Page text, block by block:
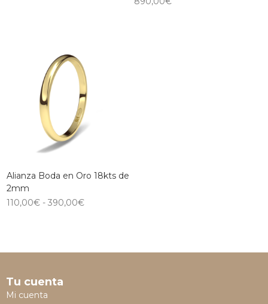
Alianza Boda en Oro 18kts de
2mm
110,00€ - 390,00€
Tu cuenta
Mi cuenta